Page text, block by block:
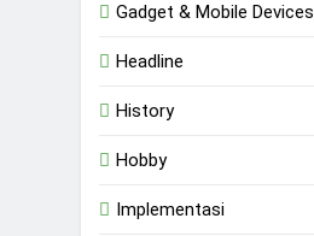
Gadget & Mobile Devices
Headline
History
Hobby
Implementasi